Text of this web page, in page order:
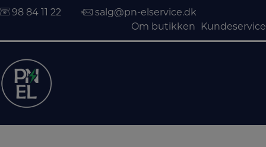
98 84 11 22
salg@pn-elservice.dk
Om butikken
Kundeservice